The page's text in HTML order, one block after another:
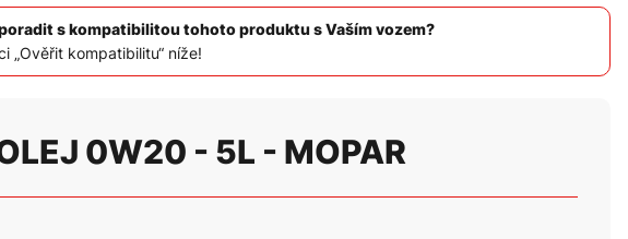
s kompatibilitou tohoto produktu s Vaším vozem?
„Ověřit kompatibilitu“ níže!
0W20 - 5L - MOPAR